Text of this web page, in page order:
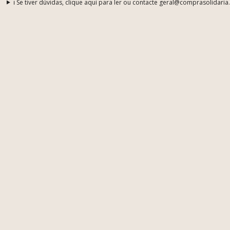
ℹ️ Se tiver dúvidas, clique aqui para ler ou contacte